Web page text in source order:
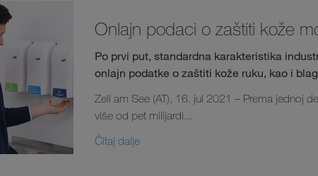
Onlajn podaci o zaštiti kože
Po prvi put, standardna karakteristika
onlajn podatke o zaštiti kože ruku, kao i
Zell am See (AT), 16. jul 2021 – Prema jednoj
više od pet milijardi...
Čitaj dalje